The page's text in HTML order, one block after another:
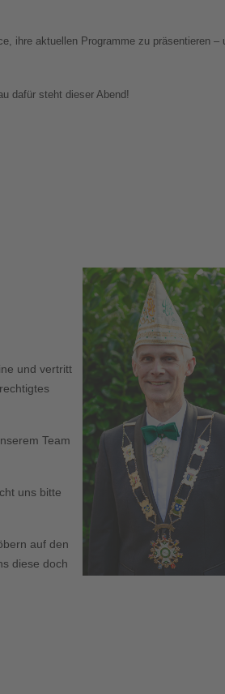
ihre aktuellen Programme zu präsentieren –
dafür steht dieser Abend!
und vertritt
Team
uns bitte
auf den
diese doch